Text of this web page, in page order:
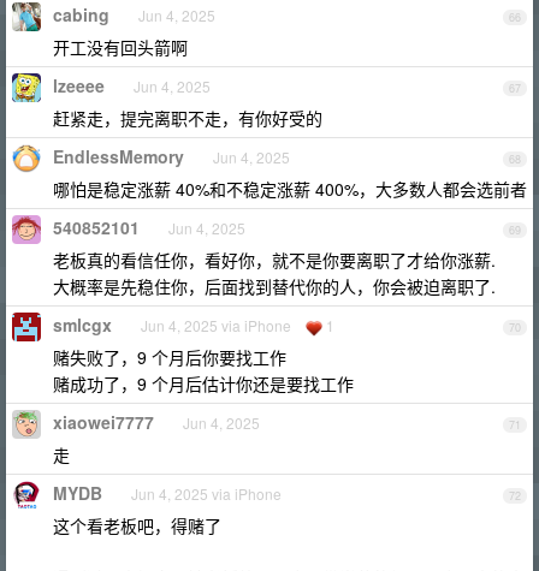
66
cabing Jun 4, 2025
开工没有回头箭啊
67
lzeeee Jun 4, 2025
赶紧走，提完离职不走，有你好受的
68
EndlessMemory Jun 4, 2025
哪怕是稳定涨薪 40%和不稳定涨薪 400%，大多数人都会选前者
69
540852101 Jun 4, 2025
老板真的看信任你，看好你，就不是你要离职了才给你涨薪.
大概率是先稳住你，后面找到替代你的人，你会被迫离职了.
70
smlcgx Jun 4, 2025 via iPhone 1
赌失败了，9 个月后你要找工作
赌成功了，9 个月后估计你还是要找工作
71
xiaowei7777 Jun 4, 2025
走
72
MYDB Jun 4, 2025 via iPhone
这个看老板吧，得赌了